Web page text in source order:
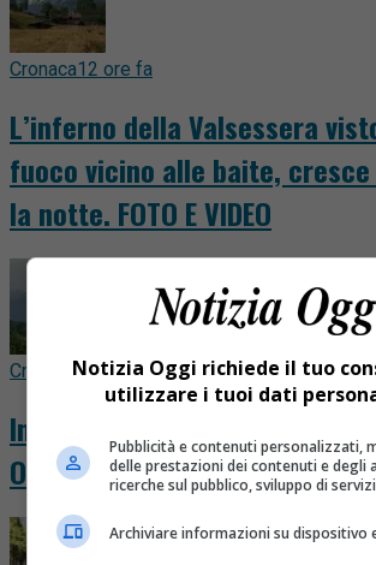
Cronaca12 ore fa
L’inferno della Valsessera
fuoco vicino alle baite,
la notte. FOTO E VIDEO
Cronaca17 ore fa
Incendi, la Valsesia comincia a
Ora il dramma è in Valsessera
Notizia Oggi richiede il tuo
utilizzare i tuoi dati
Pubblicità e contenuti personalizzati,
delle prestazioni dei contenuti e degli
ricerche sul pubblico, sviluppo di servizi
Archiviare informazioni su dispositivo